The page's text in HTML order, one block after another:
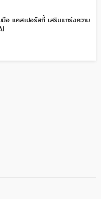
อ แคสเปอร์สกี้ เสริมแกร่งความ